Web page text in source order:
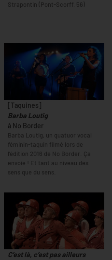
Strapontin (Pont-Scorff, 56)
[Taquines]
Barba Loutig
à No Border
Barba Loutig, un quatuor vocal
féminin-taquin filmé lors de
l’édition 2016 de No Border. Ça
envoie ! Et tant au niveau des
sens que du sens.
C’est là, c’est pas ailleurs